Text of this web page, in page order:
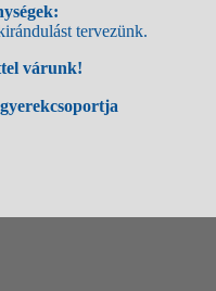
tervezünk.
várunk!